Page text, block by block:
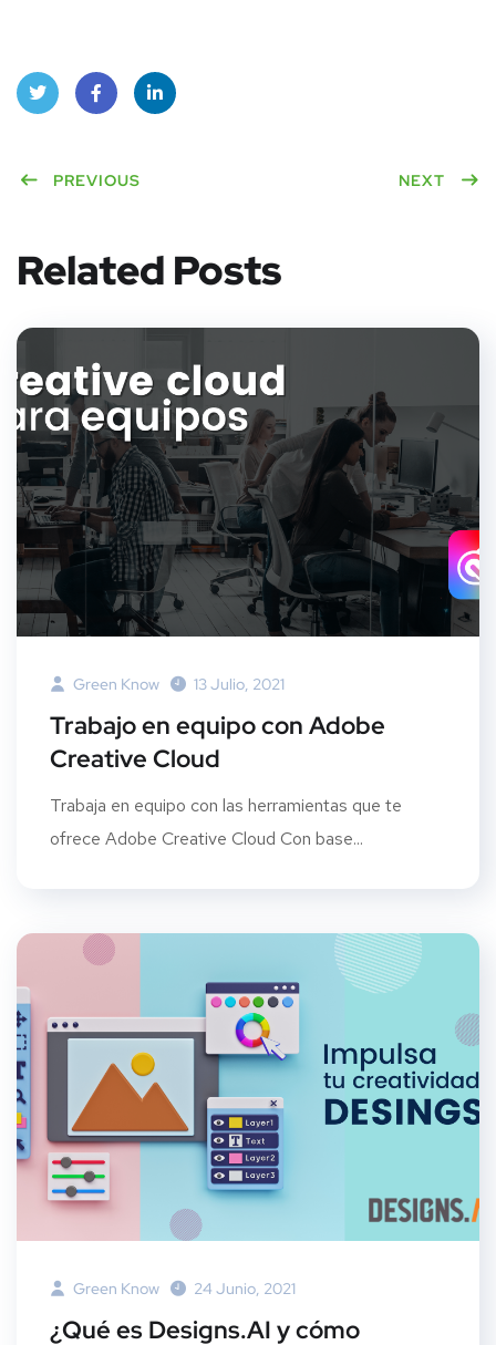
er
book
PREVIOUS NEXT
Related Posts
Green Know 13 Julio, 2021
Trabajo en equipo con Adobe
Creative Cloud
Trabaja en equipo con las herramientas que te
ofrece Adobe Creative Cloud Con base...
Green Know 24 Junio, 2021
¿Qué es Designs.AI y cómo